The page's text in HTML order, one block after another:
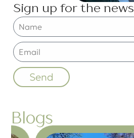
Sign up for the
Send
Blogs